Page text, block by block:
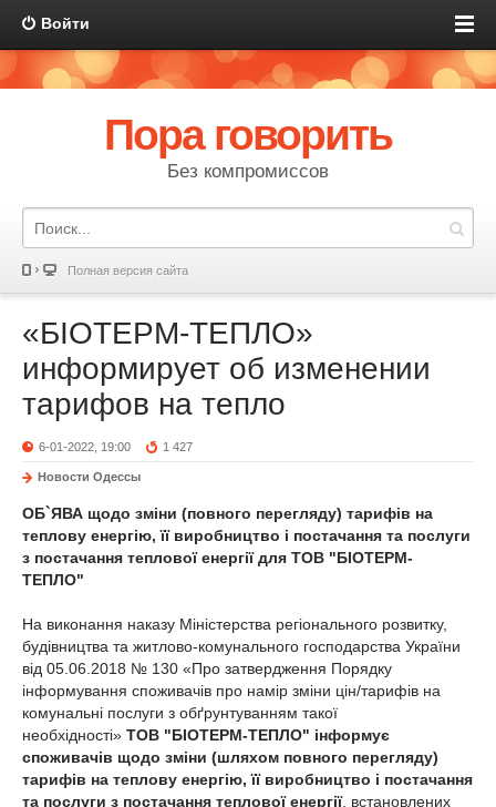
Войти
Пора говорить
Без компромиссов
Полная версия сайта
«БІОТЕРМ-ТЕПЛО»
информирует об изменении
тарифов на тепло
6-01-2022, 19:00 1 427
Новости Одессы
ОБ`ЯВА щодо зміни (повного перегляду) тарифів на
теплову енергію, її виробництво і постачання та послуги
з постачання теплової енергії для ТОВ "БІОТЕРМ-
ТЕПЛО"
На виконання наказу Міністерства регіонального розвитку,
будівництва та житлово-комунального господарства України
від 05.06.2018 № 130 «Про затвердження Порядку
інформування споживачів про намір зміни цін/тарифів на
комунальні послуги з обґрунтуванням такої
необхідності» ТОВ "БІОТЕРМ-ТЕПЛО" інформує
споживачів щодо зміни (шляхом повного перегляду)
тарифів на теплову енергію, її виробництво і постачання
та послуги з постачання теплової енергії, встановлених